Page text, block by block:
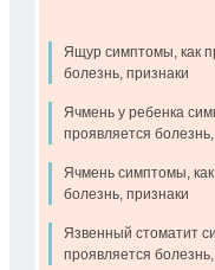
Ящур симптомы, как
болезнь, признаки
Ячмень у ребенка
проявляется
Ячмень симптомы,
болезнь, признаки
Язвенный стоматит
проявляется